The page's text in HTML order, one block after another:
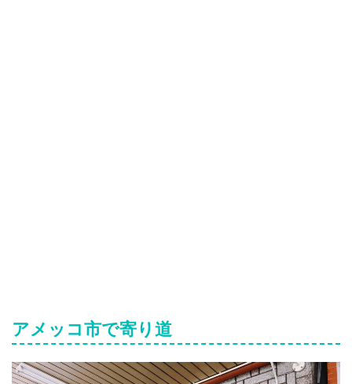
アメッコ市で寄り道